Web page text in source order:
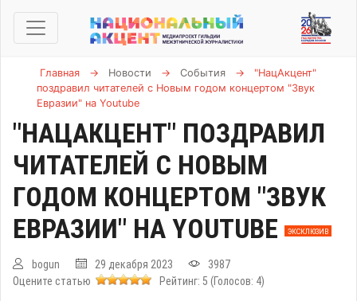
Главная → Новости → События →
"НацАкцент"
поздравил читателей с Новым годом концертом "Звук
Евразии" на Youtube
"НАЦАКЦЕНТ" ПОЗДРАВИЛ
ЧИТАТЕЛЕЙ С НОВЫМ
ГОДОМ КОНЦЕРТОМ "ЗВУК
ЕВРАЗИИ" НА YOUTUBE
ЭКСКЛЮЗИВ
bogun 29 декабря 2023
3987
Оцените статью
Рейтинг: 5 (Голосов: 4)